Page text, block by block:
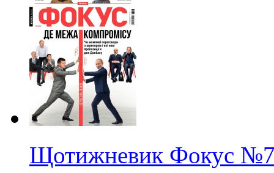
Щотижневик Фокус